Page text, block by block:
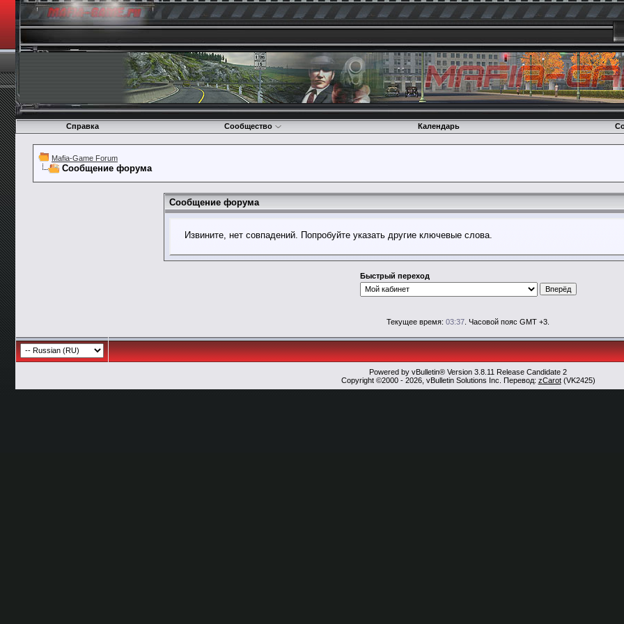
Справка Сообщество Календарь
Mafia-Game Forum
Сообщение форума
Сообщение форума
Извините, нет совпадений. Попробуйте указать другие ключевые слова.
Быстрый переход
Текущее время: 03:37 . Часовой пояс GMT +3.
Powered by vBulletin® Version 3.8.11 Release Candidate 2
Copyright ©2000 - 2026, vBulletin Solutions Inc. Перевод: zCarot(VK2425)